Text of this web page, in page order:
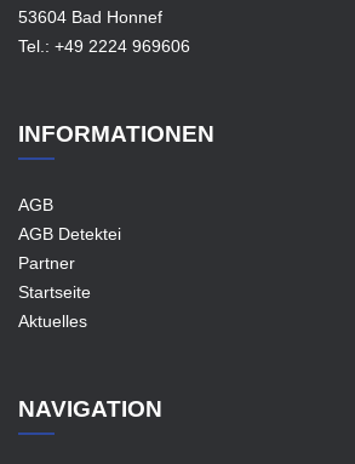
53604 Bad Honnef
Tel.: +49 2224 969606
INFORMATIONEN
AGB
AGB Detektei
Partner
Startseite
Aktuelles
NAVIGATION